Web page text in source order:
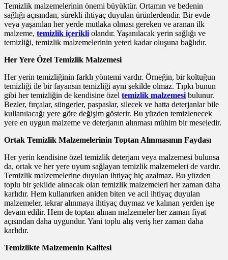
Temizlik malzemelerinin önemi büyüktür. Ortamın ve bedenin
sağlığı açısından, sürekli ihtiyaç duyulan ürünlerdendir. Bir evde
veya yaşanılan her yerde mutlaka olması gereken ve aranan ilk
malzeme, temizlik içerikli olandır. Yaşanılacak yerin sağlığı ve
temizliği, temizlik malzemelerinin yeteri kadar oluşuna bağlıdır.
Her Yere Özel Temizlik Malzemesi
Her yerin temizliğinin farklı yöntemi vardır. Örneğin, bir koltuğun
temizliği ile bir fayansın temizliği aynı şekilde olmaz. Tıpkı bunun
gibi her temizliğin de kendisine özel temizlik malzemesi bulunur.
Bezler, fırçalar, süngerler, paspaslar, silecek ve hatta deterjanlar bile
kullanılacağı yere göre değişim gösterir. Bu yüzden temizlenecek
yere en uygun malzeme ve deterjanın alınması mühim bir meseledir.
Ortak Temizlik Malzemelerinin Toptan Alınmasının Faydası
Her yerin kendisine özel temizlik deterjanı veya malzemesi bulunsa
da, ortak ve her yere uyum sağlayan temizlik malzemeleri de vardır.
Temizlik malzemelerine duyulan ihtiyaç hiç azalmaz. Bu yüzden
toplu bir şekilde alınacak olan temizlik malzemeleri her zaman daha
karlıdır. Hem kullanırken aniden biten ve acil ihtiyaç duyulan
malzemeler, tekrar alınmaya ihtiyaç duymaz ve kalınan yerden işe
devam edilir. Hem de toptan alınan malzemeler her zaman fiyat
açısından daha uygundur. Yani toplu alış veriş her zaman daha
karlıdır.
Temizlikte Malzemenin Kalitesi